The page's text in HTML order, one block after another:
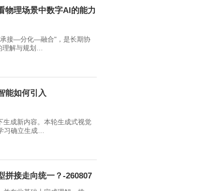
物理场景中数字AI的能力
接—分化—融合"，是长期协
解与规划…
能如何引入
成新内容。本轮生成式视觉
习确立生成…
拼接走向统一？-260807